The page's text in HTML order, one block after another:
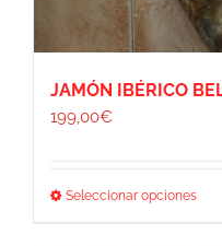
JAMÓN IBÉRICO
199,00€
Seleccionar opcionesEste